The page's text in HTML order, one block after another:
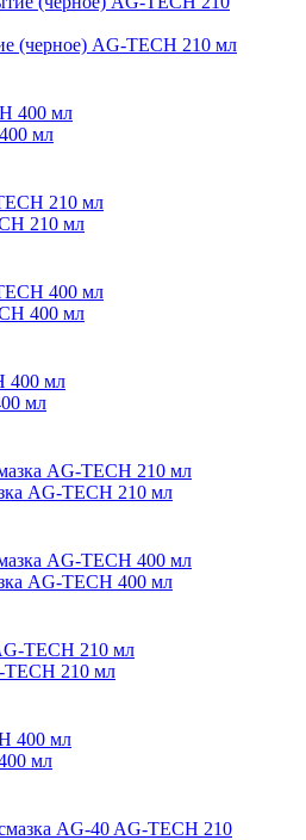
(черное) AG-TECH 210 мл
мл
210 мл
400 мл
мл
AG-TECH 210 мл
AG-TECH 400 мл
TECH 210 мл
мл